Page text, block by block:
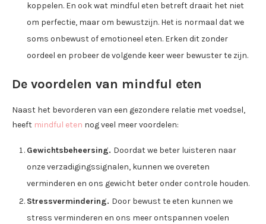
koppelen. En ook wat mindful eten betreft draait het niet
om perfectie, maar om bewustzijn. Het is normaal dat we
soms onbewust of emotioneel eten. Erken dit zonder
oordeel en probeer de volgende keer weer bewuster te zijn.
De voordelen van mindful eten
Naast het bevorderen van een gezondere relatie met voedsel,
heeft mindful eten nog veel meer voordelen:
Gewichtsbeheersing. Doordat we beter luisteren naar
onze verzadigingssignalen, kunnen we overeten
verminderen en ons gewicht beter onder controle houden.
Stressvermindering. Door bewust te eten kunnen we
stress verminderen en ons meer ontspannen voelen